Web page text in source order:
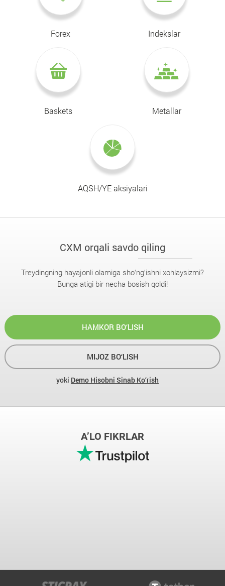
Forex Indekslar
Baskets Metallar
AQSH/YE aksiyalari
CXM orqali savdo qiling
Treydingning hayajonli olamiga sho‘ng‘ishni xohlaysizmi?
Bunga atigi bir necha bosish qoldi!
HAMKOR BO‘LISH
MIJOZ BO‘LISH
yoki Demo Hisobni Sinab Ko‘rish
A’LO FIKRLAR